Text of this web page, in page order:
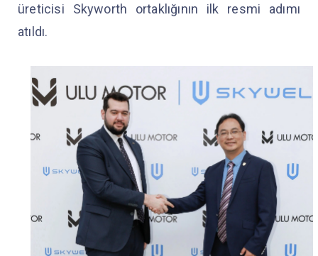
üreticisi Skyworth ortaklığının ilk resmi adımı
atıldı.